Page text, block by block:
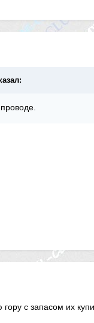
с запасом их